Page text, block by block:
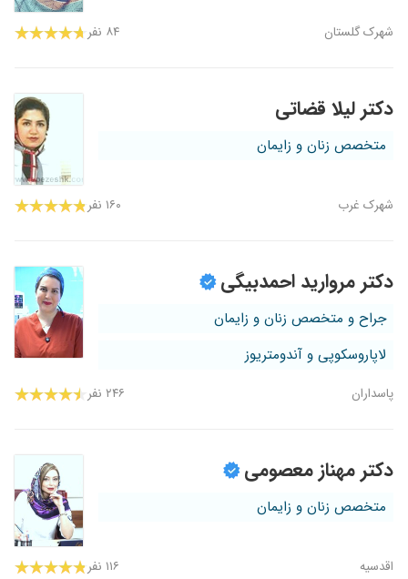
شهرک گلستان ۸۴ نفر
دکتر لیلا قضاتی
متخصص زنان و زایمان
شهرک غرب ۱۶۰ نفر
دکتر مروارید احمدبیگی
جراح و متخصص زنان و زایمان
لاپاروسکوپی و آندومتریوز
پاسداران ۲۴۶ نفر
دکتر مهناز معصومی
متخصص زنان و زایمان
اقدسیه ۱۱۶ نفر